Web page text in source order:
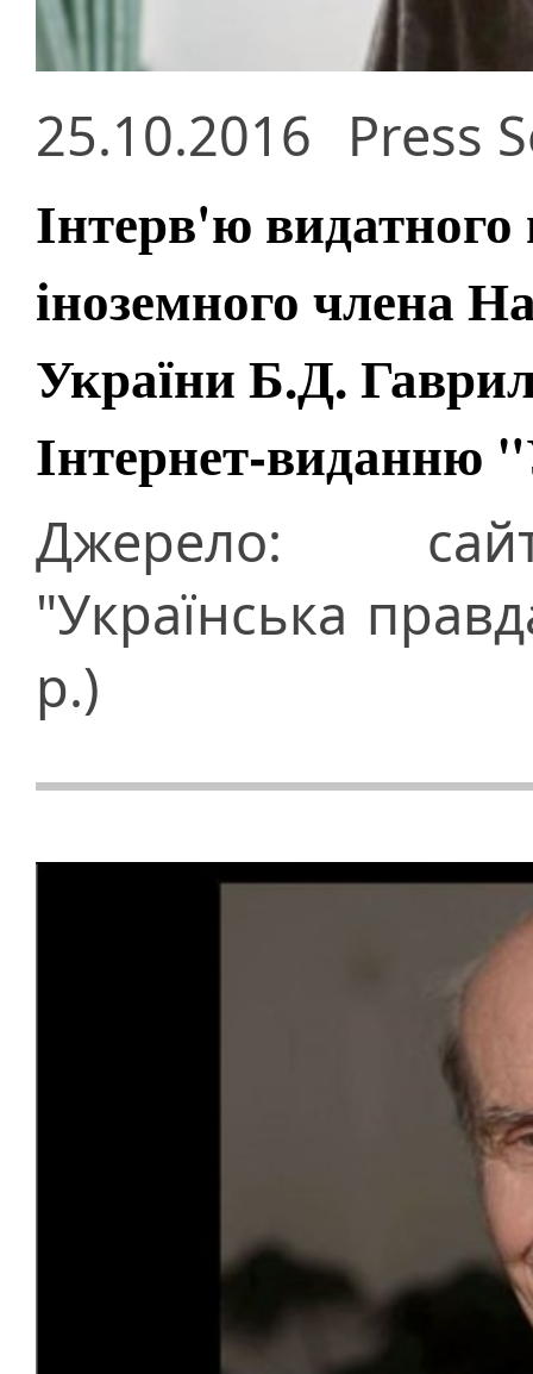
25.10.2016 Press
Інтерв'ю видатного
іноземного члена
України Б.Д.
Інтернет-виданню
Джерело:
"Українська
р.)